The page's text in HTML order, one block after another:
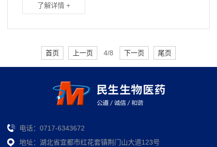
了解详情 +
首页 上一页 4/8 下一页 尾页
电话：0717-6343672
地址：湖北省宜都市红花套镇荆门山大道123号